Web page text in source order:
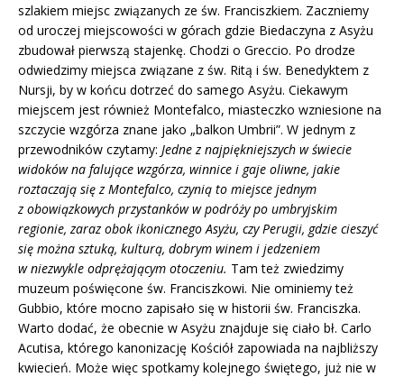
szlakiem miejsc związanych ze św. Franciszkiem. Zaczniemy
od uroczej miejscowości w górach gdzie Biedaczyna z Asyżu
zbudował pierwszą stajenkę. Chodzi o Greccio. Po drodze
odwiedzimy miejsca związane z św. Ritą i św. Benedyktem z
Nursji, by w końcu dotrzeć do samego Asyżu. Ciekawym
miejscem jest również Montefalco, miasteczko wzniesione na
szczycie wzgórza znane jako „balkon Umbrii”. W jednym z
przewodników czytamy: Jedne z najpiękniejszych w świecie
widoków na falujące wzgórza, winnice i gaje oliwne, jakie
roztaczają się z Montefalco, czynią to miejsce jednym
z obowiązkowych przystanków w podróży po umbryjskim
regionie, zaraz obok ikonicznego Asyżu, czy Perugii, gdzie cieszyć
się można sztuką, kulturą, dobrym winem i jedzeniem
w niezwykle odprężającym otoczeniu. Tam też zwiedzimy
muzeum poświęcone św. Franciszkowi. Nie ominiemy też
Gubbio, które mocno zapisało się w historii św. Franciszka.
Warto dodać, że obecnie w Asyżu znajduje się ciało bł. Carlo
Acutisa, którego kanonizację Kościół zapowiada na najbliższy
kwiecień. Może więc spotkamy kolejnego świętego, już nie w